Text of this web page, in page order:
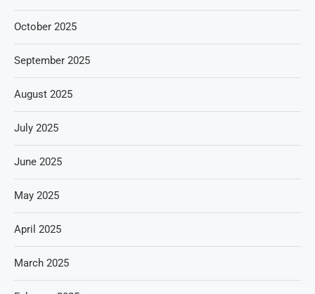
October 2025
September 2025
August 2025
July 2025
June 2025
May 2025
April 2025
March 2025